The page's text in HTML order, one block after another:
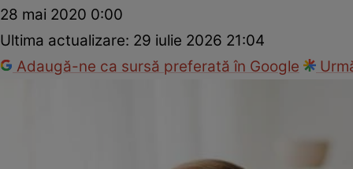
28 mai 2020 0:00
Ultima actualizare: 29 iulie 2026 21:04
Adaugă-ne ca sursă preferată în Google